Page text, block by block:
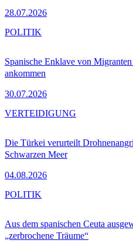
28.07.2026
Spanische Enklave von
ankommen
30.07.2026
POLITIK
Die Türkei verurteilt
Schwarzen Meer
04.08.2026
VERTEIDIGUNG
Aus dem spanischen Ceuta
„zerbrochene Träume“
POLITIK